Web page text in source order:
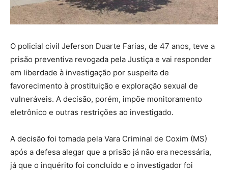
O policial civil Jeferson Duarte Farias, de 47 anos, teve a
prisão preventiva revogada pela Justiça e vai responder
em liberdade à investigação por suspeita de
favorecimento à prostituição e exploração sexual de
vulneráveis. A decisão, porém, impõe monitoramento
eletrônico e outras restrições ao investigado.
A decisão foi tomada pela Vara Criminal de Coxim (MS)
após a defesa alegar que a prisão já não era necessária,
já que o inquérito foi concluído e o investigador foi